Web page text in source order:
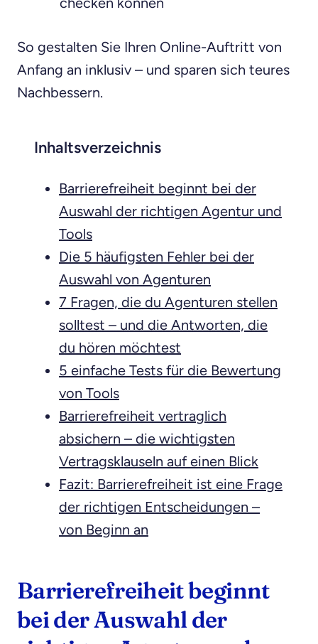
So gestalten Sie Ihren Online-Auftritt von
Anfang an inklusiv – und sparen sich teures
Nachbessern.
Inhaltsverzeichnis
Barrierefreiheit beginnt bei der
Auswahl der richtigen Agentur und
Tools
Die 5 häufigsten Fehler bei der
Auswahl von Agenturen
7 Fragen, die du Agenturen stellen
solltest – und die Antworten, die
du hören möchtest
5 einfache Tests für die Bewertung
von Tools
Barrierefreiheit vertraglich
absichern – die wichtigsten
Vertragsklauseln auf einen Blick
Fazit: Barrierefreiheit ist eine Frage
der richtigen Entscheidungen –
von Beginn an
Barrierefreiheit beginnt
bei der Auswahl der